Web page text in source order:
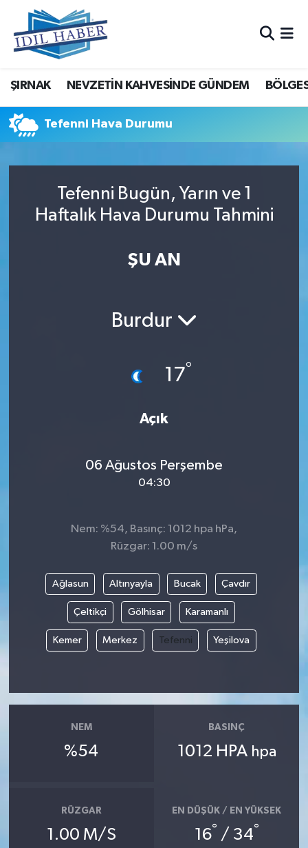
ŞIRNAK NEVZETİN KAHVESİNDE GÜNDEM
Tefenni Hava Durumu
Tefenni Bugün, Yarın ve 1
Haftalık Hava Durumu Tahmini
ŞU AN
Burdur
17°
Açık
06 Ağustos Perşembe
04:30
Nem: %54, Basınç: 1012 hpa hPa,
Rüzgar: 1.00 m/s
Ağlasun Altınyayla Bucak Çavdır
Çeltikçi Gölhisar Karamanlı
Kemer Merkez Tefenni Yeşilova
NEM
%54
BASINÇ
1012 HPA hpa
RÜZGAR
1.00 M/S
EN DÜŞÜK / EN YÜKSEK
16° / 34°
Nöbetçi Eczaneler
Hava Durumu
Trafik Durumu
Tüm Manşetler